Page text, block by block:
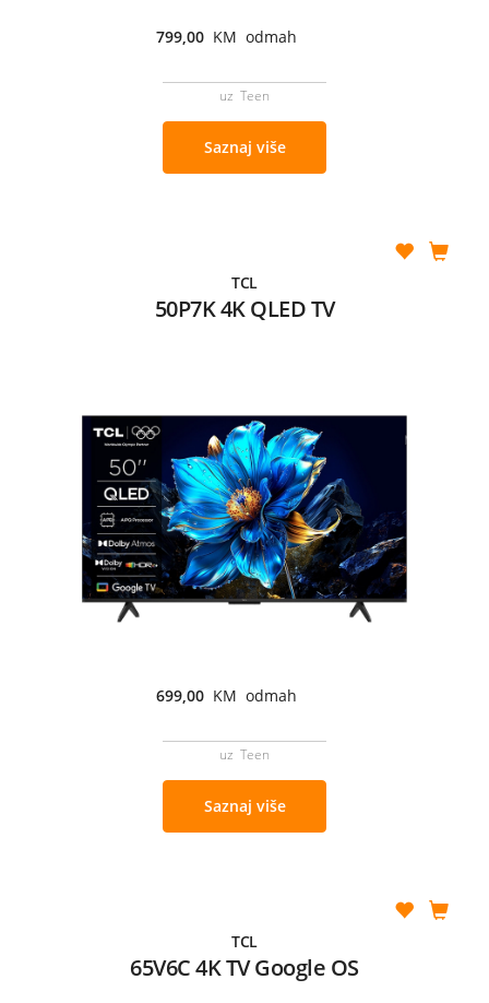
799,00 KM odmah
uz Teen
Saznaj više
TCL
50P7K 4K QLED TV
699,00 KM odmah
uz Teen
Saznaj više
TCL
65V6C 4K TV Google OS